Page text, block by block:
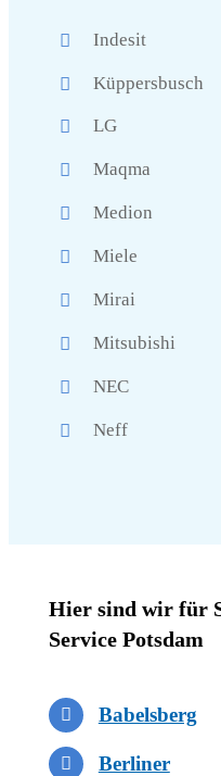
Indesit
Küppersbusch
LG
Maqma
Medion
Miele
Mirai
Mitsubishi
NEC
Neff
Hier sind wir für
Service Potsdam
Babelsberg
Berliner